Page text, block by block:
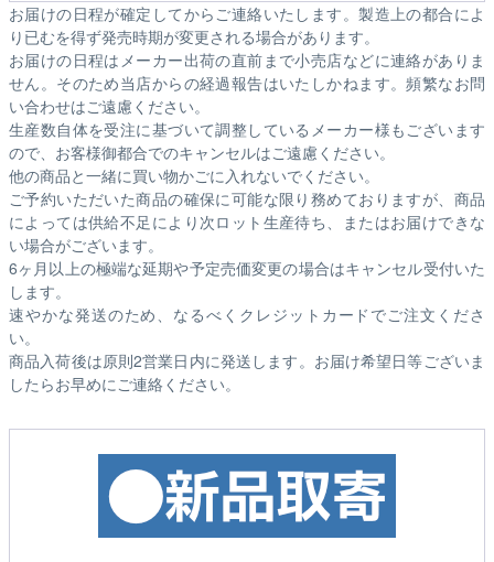
お届けの日程が確定してからご連絡いたします。製造上の都合によ
り已むを得ず発売時期が変更される場合があります。
お届けの日程はメーカー出荷の直前まで小売店などに連絡がありま
せん。そのため当店からの経過報告はいたしかねます。頻繁なお問
い合わせはご遠慮ください。
生産数自体を受注に基づいて調整しているメーカー様もございます
ので、お客様御都合でのキャンセルはご遠慮ください。
他の商品と一緒に買い物かごに入れないでください。
ご予約いただいた商品の確保に可能な限り務めておりますが、商品
によっては供給不足により次ロット生産待ち、またはお届けできな
い場合がございます。
6ヶ月以上の極端な延期や予定売価変更の場合はキャンセル受付いた
します。
速やかな発送のため、なるべくクレジットカードでご注文くださ
い。
商品入荷後は原則2営業日内に発送します。お届け希望日等ございま
したらお早めにご連絡ください。